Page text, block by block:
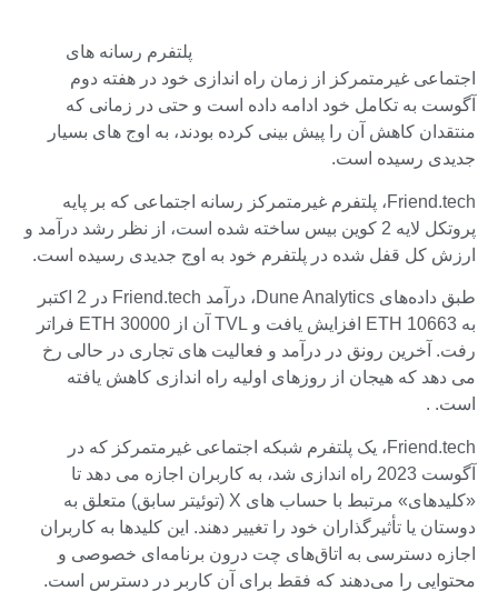
پلتفرم رسانه های
اجتماعی غیرمتمرکز از زمان راه اندازی خود در هفته دوم
آگوست به تکامل خود ادامه داده است و حتی در زمانی که
منتقدان کاهش آن را پیش بینی کرده بودند، به اوج های بسیار
جدیدی رسیده است.
Friend.tech، پلتفرم غیرمتمرکز رسانه اجتماعی که بر پایه
پروتکل لایه 2 کوین بیس ساخته شده است، از نظر رشد درآمد و
ارزش کل قفل شده در پلتفرم خود به اوج جدیدی رسیده است.
طبق داده‌های Dune Analytics، درآمد Friend.tech در 2 اکتبر
به 10663 ETH افزایش یافت و TVL آن از 30000 ETH فراتر
رفت. آخرین رونق در درآمد و فعالیت های تجاری در حالی رخ
می دهد که هیجان از روزهای اولیه راه اندازی کاهش یافته
است. .
Friend.tech، یک پلتفرم شبکه اجتماعی غیرمتمرکز که در
آگوست 2023 راه اندازی شد، به کاربران اجازه می دهد تا
«کلیدهای» مرتبط با حساب های X (توئیتر سابق) متعلق به
دوستان یا تأثیرگذاران خود را تغییر دهند. این کلیدها به کاربران
اجازه دسترسی به اتاق‌های چت درون برنامه‌ای خصوصی و
محتوایی را می‌دهند که فقط برای آن کاربر در دسترس است.